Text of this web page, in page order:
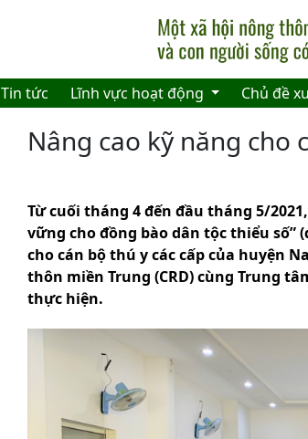
Tin tức Lĩnh vực hoạt động Chủ đề
Nâng cao kỹ năng cho
Từ cuối tháng 4 đến đầu tháng 5/
vững cho đồng bào dân tộc thiểu số”
cho cán bộ thú y các cấp của huyện
thôn miền Trung (CRD) cùng Trung
thực hiện.